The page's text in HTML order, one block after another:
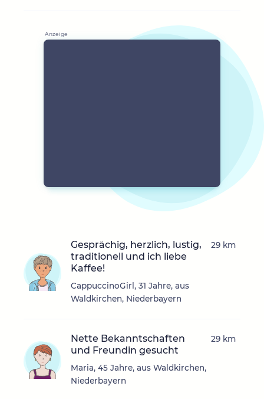
Gesprächig, herzlich, lustig,
traditionell und ich liebe
Kaffee!
CappuccinoGirl, 31 Jahre, aus
Waldkirchen, Niederbayern
29 km
Nette Bekanntschaften
und Freundin gesucht
Maria, 45 Jahre, aus Waldkirchen,
Niederbayern
29 km